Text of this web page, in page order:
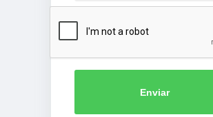
Enviar